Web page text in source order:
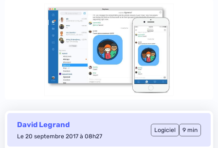
David Legrand
Le 20 septembre 2017 à 08h27
Logiciel 9 min